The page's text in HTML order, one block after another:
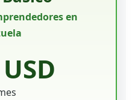
en